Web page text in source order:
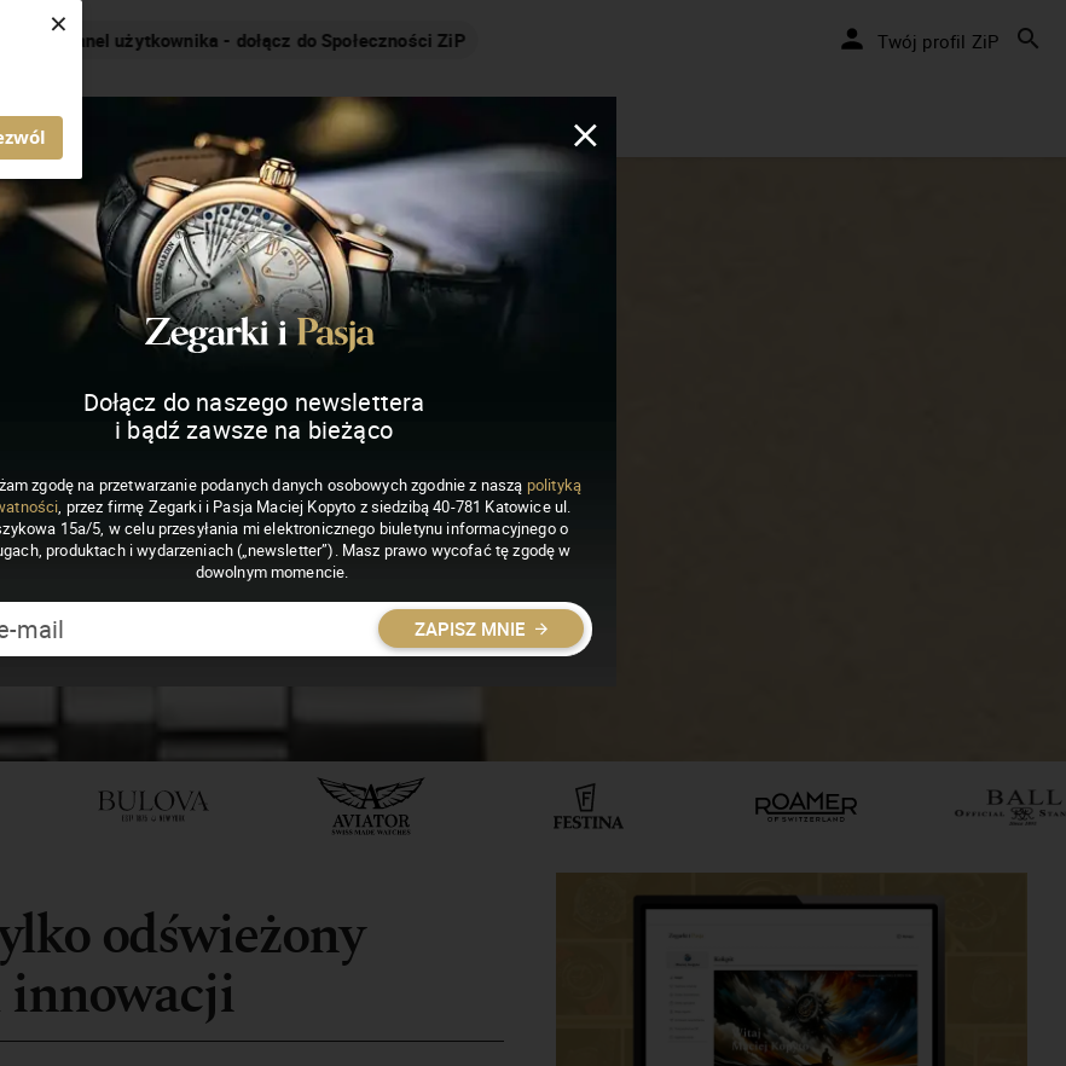
× Nakręcamy pozytywnie... cały czas! Twój profil ZiP
ZEGARKI I PASJA
odświeżony
innowacji
Dołącz do naszego newslettera
i bądź zawsze na bieżąco
zgodę na przetwarzanie podanych danych osobowych zgodnie z naszą polityką
, przez firmę Zegarki i Pasja Maciej Kopyto z siedzibą 40-781 Katowice ul.
15a/5, w celu przesyłania mi elektronicznego biuletynu informacyjnego o
produktach i wydarzeniach („newsletter”). Masz prawo wycofać tę zgodę w
dowolnym momencie.
ZAPISZ MNIE